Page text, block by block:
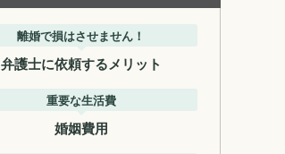
離婚で損はさせません！
弁護士に依頼するメリット
重要な生活費
婚姻費用